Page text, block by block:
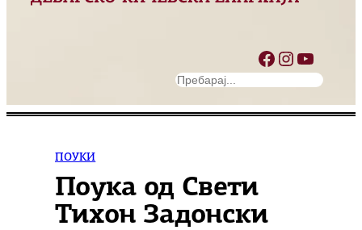
Facebook Instagram YouTube
S
a
ПОУКИ
Поука од Свети
Тихон Задонски